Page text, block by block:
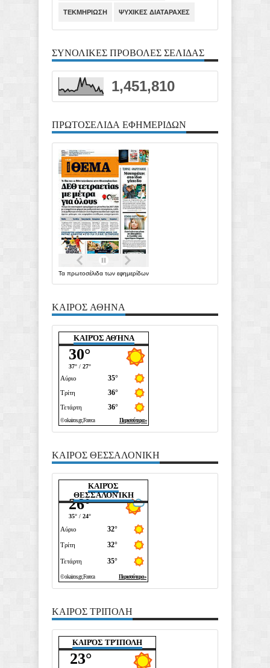
ΤΕΚΜΗΡΙΩΣΗ ΨΥΧΙΚΕΣ ΔΙΑΤΑΡΑΧΕΣ
ΣΥΝΟΛΙΚΕΣ ΠΡΟΒΟΛΕΣ ΣΕΛΙΔΑΣ
1,451,810
ΠΡΩΤΟΣΕΛΙΔΑ ΕΦΗΜΕΡΙΔΩΝ
Τα πρωτοσέλιδα των εφημερίδων
ΚΑΙΡΟΣ ΑΘΗΝΑ
ΚΑΙΡΌΣ ΑΘΉΝΑ
ΚΑΙΡΟΣ ΘΕΣΣΑΛΟΝΙΚΗ
ΚΑΙΡΌΣ
ΘΕΣΣΑΛΟΝΊΚΗ
ΚΑΙΡΟΣ ΤΡΙΠΟΛΗ
ΚΑΙΡΌΣ ΤΡΊΠΟΛΗ